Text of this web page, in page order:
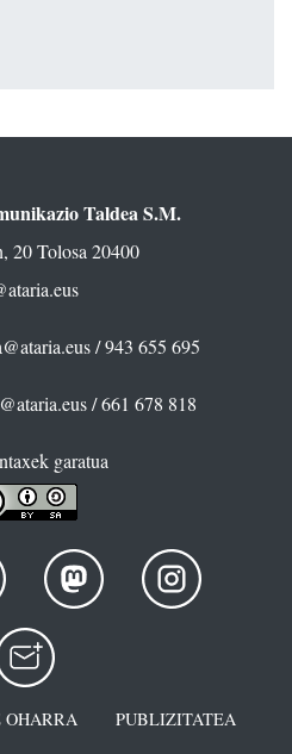
Taldea S.M.
20 Tolosa 20400
/ 943 655 695
/ 661 678 818
garatua
OHARRA
PUBLIZITATEA